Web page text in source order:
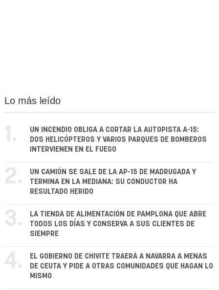
Lo más leído
1.
UN INCENDIO OBLIGA A CORTAR LA AUTOPISTA A-15:
DOS HELICÓPTEROS Y VARIOS PARQUES DE BOMBEROS
INTERVIENEN EN EL FUEGO
2.
UN CAMIÓN SE SALE DE LA AP-15 DE MADRUGADA Y
TERMINA EN LA MEDIANA: SU CONDUCTOR HA
RESULTADO HERIDO
3.
LA TIENDA DE ALIMENTACIÓN DE PAMPLONA QUE ABRE
TODOS LOS DÍAS Y CONSERVA A SUS CLIENTES DE
SIEMPRE
4.
EL GOBIERNO DE CHIVITE TRAERÁ A NAVARRA A MENAS
DE CEUTA Y PIDE A OTRAS COMUNIDADES QUE HAGAN LO
MISMO